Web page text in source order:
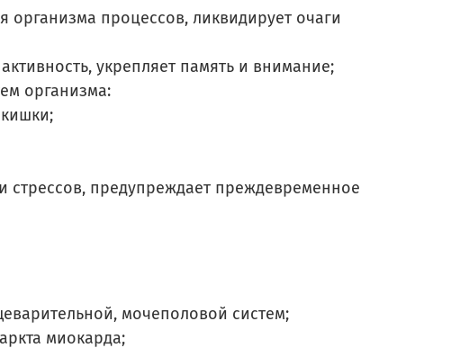
процессов, ликвидирует очаги
укрепляет память и внимание;
организма:
стрессов, предупреждает преждевременное
мочеполовой систем;
миокарда;